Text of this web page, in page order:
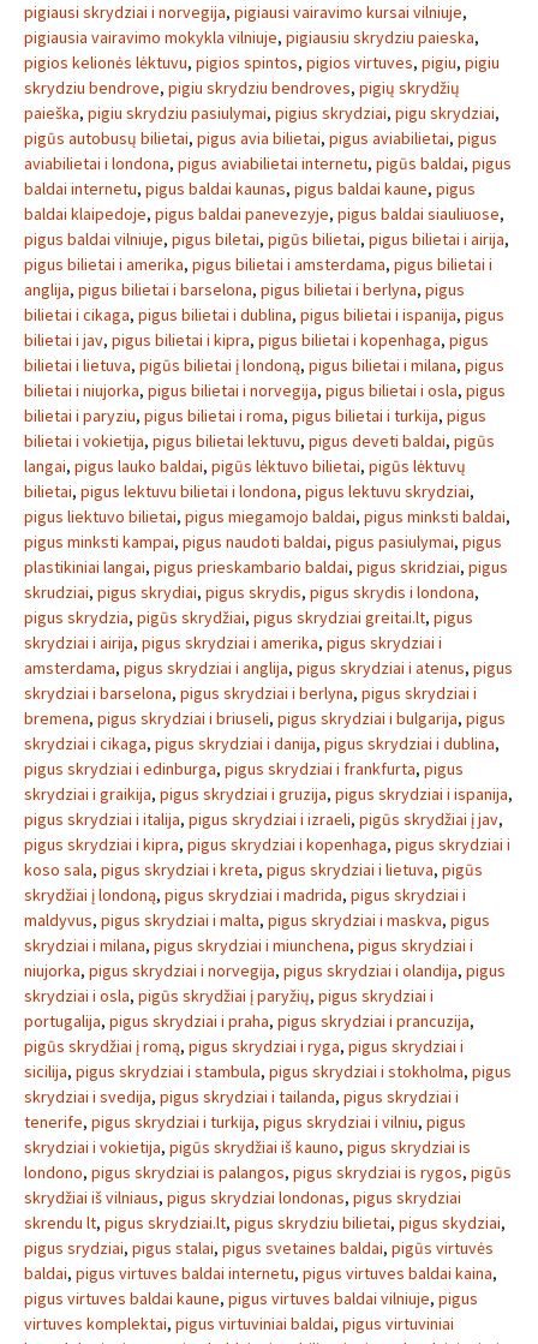
pigiausi skrydziai i norvegija, pigiausi vairavimo kursai vilniuje,
pigiausia vairavimo mokykla vilniuje, pigiausiu skrydziu paieska,
pigios kelionės lėktuvu, pigios spintos, pigios virtuves, pigiu, pigiu
skrydziu bendrove, pigiu skrydziu bendroves, pigių skrydžių
paieška, pigiu skrydziu pasiulymai, pigius skrydziai, pigu skrydziai,
pigūs autobusų bilietai, pigus avia bilietai, pigus aviabilietai, pigus
aviabilietai i londona, pigus aviabilietai internetu, pigūs baldai, pigus
baldai internetu, pigus baldai kaunas, pigus baldai kaune, pigus
baldai klaipedoje, pigus baldai panevezyje, pigus baldai siauliuose,
pigus baldai vilniuje, pigus biletai, pigūs bilietai, pigus bilietai i airija,
pigus bilietai i amerika, pigus bilietai i amsterdama, pigus bilietai i
anglija, pigus bilietai i barselona, pigus bilietai i berlyna, pigus
bilietai i cikaga, pigus bilietai i dublina, pigus bilietai i ispanija, pigus
bilietai i jav, pigus bilietai i kipra, pigus bilietai i kopenhaga, pigus
bilietai i lietuva, pigūs bilietai į londoną, pigus bilietai i milana, pigus
bilietai i niujorka, pigus bilietai i norvegija, pigus bilietai i osla, pigus
bilietai i paryziu, pigus bilietai i roma, pigus bilietai i turkija, pigus
bilietai i vokietija, pigus bilietai lektuvu, pigus deveti baldai, pigūs
langai, pigus lauko baldai, pigūs lėktuvo bilietai, pigūs lėktuvų
bilietai, pigus lektuvu bilietai i londona, pigus lektuvu skrydziai,
pigus liektuvo bilietai, pigus miegamojo baldai, pigus minksti baldai,
pigus minksti kampai, pigus naudoti baldai, pigus pasiulymai, pigus
plastikiniai langai, pigus prieskambario baldai, pigus skridziai, pigus
skrudziai, pigus skrydiai, pigus skrydis, pigus skrydis i londona,
pigus skrydzia, pigūs skrydžiai, pigus skrydziai greitai.lt, pigus
skrydziai i airija, pigus skrydziai i amerika, pigus skrydziai i
amsterdama, pigus skrydziai i anglija, pigus skrydziai i atenus, pigus
skrydziai i barselona, pigus skrydziai i berlyna, pigus skrydziai i
bremena, pigus skrydziai i briuseli, pigus skrydziai i bulgarija, pigus
skrydziai i cikaga, pigus skrydziai i danija, pigus skrydziai i dublina,
pigus skrydziai i edinburga, pigus skrydziai i frankfurta, pigus
skrydziai i graikija, pigus skrydziai i gruzija, pigus skrydziai i ispanija,
pigus skrydziai i italija, pigus skrydziai i izraeli, pigūs skrydžiai į jav,
pigus skrydziai i kipra, pigus skrydziai i kopenhaga, pigus skrydziai i
koso sala, pigus skrydziai i kreta, pigus skrydziai i lietuva, pigūs
skrydžiai į londoną, pigus skrydziai i madrida, pigus skrydziai i
maldyvus, pigus skrydziai i malta, pigus skrydziai i maskva, pigus
skrydziai i milana, pigus skrydziai i miunchena, pigus skrydziai i
niujorka, pigus skrydziai i norvegija, pigus skrydziai i olandija, pigus
skrydziai i osla, pigūs skrydžiai į paryžių, pigus skrydziai i
portugalija, pigus skrydziai i praha, pigus skrydziai i prancuzija,
pigūs skrydžiai į romą, pigus skrydziai i ryga, pigus skrydziai i
sicilija, pigus skrydziai i stambula, pigus skrydziai i stokholma, pigus
skrydziai i svedija, pigus skrydziai i tailanda, pigus skrydziai i
tenerife, pigus skrydziai i turkija, pigus skrydziai i vilniu, pigus
skrydziai i vokietija, pigūs skrydžiai iš kauno, pigus skrydziai is
londono, pigus skrydziai is palangos, pigus skrydziai is rygos, pigūs
skrydžiai iš vilniaus, pigus skrydziai londonas, pigus skrydziai
skrendu lt, pigus skrydziai.lt, pigus skrydziu bilietai, pigus skydziai,
pigus srydziai, pigus stalai, pigus svetaines baldai, pigūs virtuvės
baldai, pigus virtuves baldai internetu, pigus virtuves baldai kaina,
pigus virtuves baldai kaune, pigus virtuves baldai vilniuje, pigus
virtuves komplektai, pigus virtuviniai baldai, pigus virtuviniai